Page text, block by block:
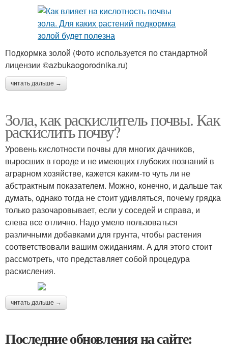
Подкормка золой (Фото используется по стандартной
лицензии ©azbukaogorodnika.ru)
читать дальше →
Зола, как раскислитель почвы. Как
раскислить почву?
Уровень кислотности почвы для многих дачников,
выросших в городе и не имеющих глубоких познаний в
аграрном хозяйстве, кажется каким-то чуть ли не
абстрактным показателем. Можно, конечно, и дальше так
думать, однако тогда не стоит удивляться, почему грядка
только разочаровывает, если у соседей и справа, и
слева все отлично. Надо умело пользоваться
различными добавками для грунта, чтобы растения
соответствовали вашим ожиданиям. А для этого стоит
рассмотреть, что представляет собой процедура
раскисления.
читать дальше →
Последние обновления на сайте: